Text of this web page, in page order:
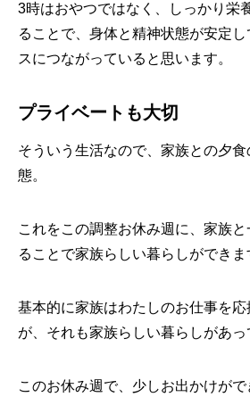
3時はおやつではなく、しっかり栄
ることで、身体と精神状態が安定
スにつながっていると思います。
プライベートも大切
そういう生活なので、家族との夕
態。
これをこの調整お休み週に、家族
ることで家族らしい暮らしができま
基本的に家族はわたしのお仕事を
が、それも家族らしい暮らしがあっ
このお休み週で、少しお出かけがで